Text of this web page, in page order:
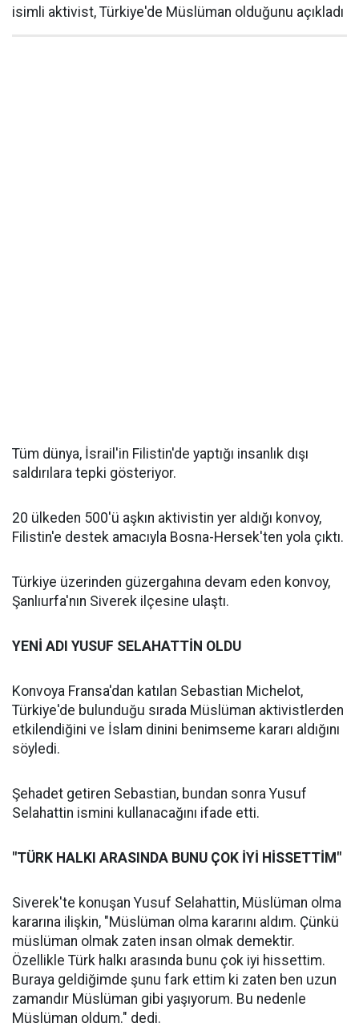
isimli aktivist, Türkiye'de Müslüman olduğunu açıkladı
Tüm dünya, İsrail'in Filistin'de yaptığı insanlık dışı
saldırılara tepki gösteriyor.
20 ülkeden 500'ü aşkın aktivistin yer aldığı konvoy,
Filistin'e destek amacıyla Bosna-Hersek'ten yola çıktı.
Türkiye üzerinden güzergahına devam eden konvoy,
Şanlıurfa'nın Siverek ilçesine ulaştı.
YENİ ADI YUSUF SELAHATTİN OLDU
Konvoya Fransa'dan katılan Sebastian Michelot,
Türkiye'de bulunduğu sırada Müslüman aktivistlerden
etkilendiğini ve İslam dinini benimseme kararı aldığını
söyledi.
Şehadet getiren Sebastian, bundan sonra Yusuf
Selahattin ismini kullanacağını ifade etti.
"TÜRK HALKI ARASINDA BUNU ÇOK İYİ HİSSETTİM"
Siverek'te konuşan Yusuf Selahattin, Müslüman olma
kararına ilişkin, "Müslüman olma kararını aldım. Çünkü
müslüman olmak zaten insan olmak demektir.
Özellikle Türk halkı arasında bunu çok iyi hissettim.
Buraya geldiğimde şunu fark ettim ki zaten ben uzun
zamandır Müslüman gibi yaşıyorum. Bu nedenle
Müslüman oldum." dedi.